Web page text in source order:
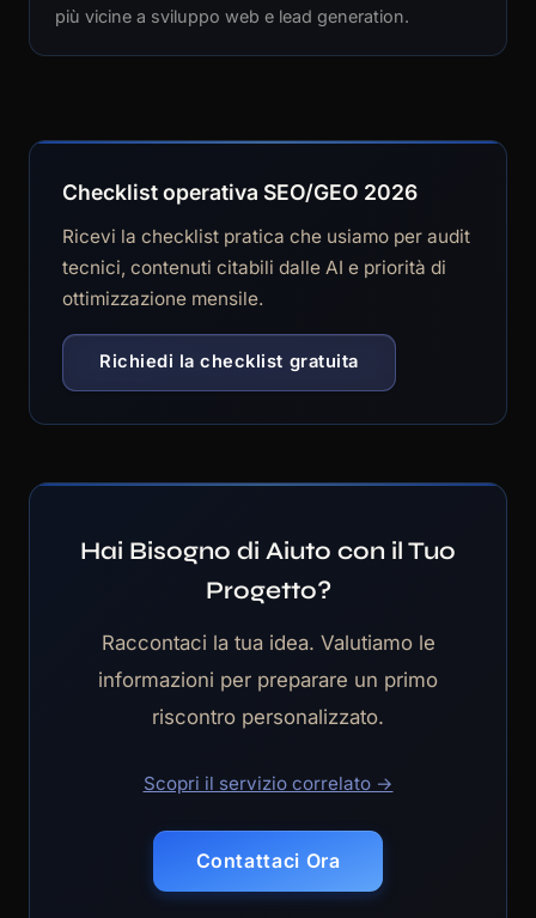
più vicine a sviluppo web e lead generation.
Checklist operativa SEO/GEO 2026
Ricevi la checklist pratica che usiamo per audit
tecnici, contenuti citabili dalle AI e priorità di
ottimizzazione mensile.
Richiedi la checklist gratuita
Hai Bisogno di Aiuto con il Tuo
Progetto?
Raccontaci la tua idea. Valutiamo le
informazioni per preparare un primo
riscontro personalizzato.
Scopri il servizio correlato →
Contattaci Ora